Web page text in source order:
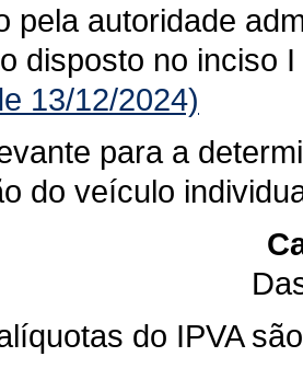
pela autoridade
disposto no inciso
13/12/2024)
para a
do veículo
do IPVA